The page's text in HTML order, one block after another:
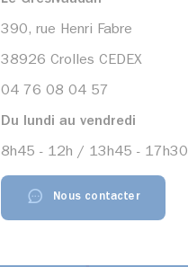
390, rue Henri Fabre
38926 Crolles CEDEX
04 76 08 04 57
Du lundi au vendredi
8h45 - 12h / 13h45 - 17h30
Nous contacter